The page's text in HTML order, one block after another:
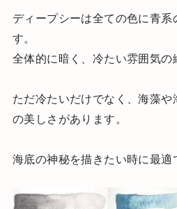
ディープシーは全ての色に青
す。
全体的に暗く、冷たい雰囲気の
ただ冷たいだけでなく、海藻
の美しさがあります。
海底の神秘を描きたい時に最適